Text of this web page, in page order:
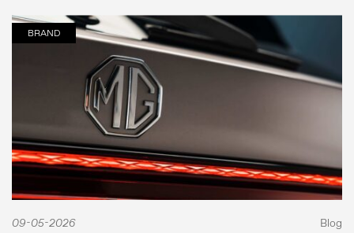
BRAND
09-05-2026 Blog